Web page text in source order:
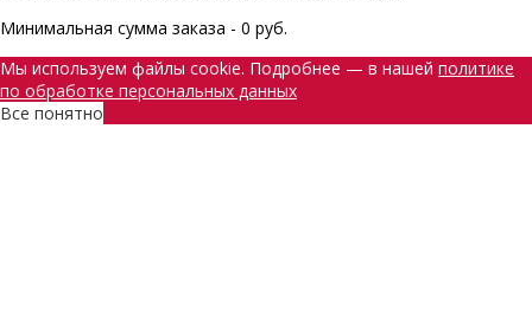
Минимальная сумма заказа - 0 руб.
Мы используем файлы cookie. Подробнее — в нашей политике
по обработке персональных данных
Все понятно